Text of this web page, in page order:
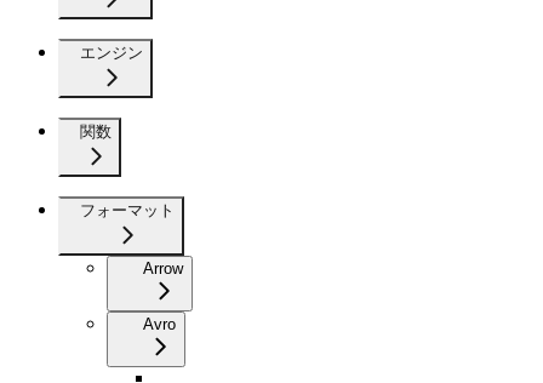
エンジン
関数
フォーマット
Arrow
Avro